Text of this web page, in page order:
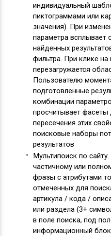
индивидуальный
пиктограммами или
значения). При
параметра всплывает
найденных
фильтра. При клике
перезагружается
Пользователю
подготовленные
комбинации
просчитывает
пересечения этих
поисковые наборы
результатов
Мультипоиск по
частичному или
фразы с атрибутами
отмеченных для
артикула / кода /
или раздела (3+
в поле поиска, под
информационный